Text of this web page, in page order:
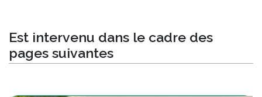
Est intervenu dans le cadre des
pages suivantes